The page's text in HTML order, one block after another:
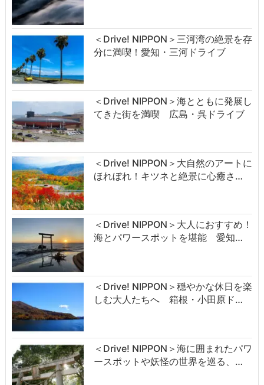
＜Drive! NIPPON＞三河湾の絶景を存
分に満喫！愛知・三河ドライブ
＜Drive! NIPPON＞海とともに発展し
てきた街を満喫 広島・呉ドライブ
＜Drive! NIPPON＞大自然のアートに
ほれぼれ！キツネと絶景に心癒さ…
＜Drive! NIPPON＞大人におすすめ！
海とパワースポットを堪能 愛知…
＜Drive! NIPPON＞穏やかな休日を楽
しむ大人たちへ 箱根・小田原ド…
＜Drive! NIPPON＞海に囲まれたパワ
ースポットや妖怪の世界を巡る、…